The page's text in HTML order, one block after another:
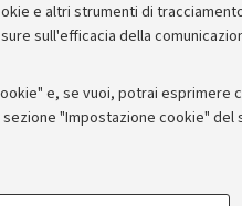
e altri strumenti di
sull'efficacia della
e, se vuoi, potrai esprimere
"Impostazione cookie" del